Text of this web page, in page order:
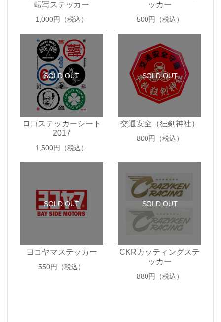
転写ステッカー
1,000円（税込）
ッカー
500円（税込）
SOLD OUT
ロゴステッカーシート
2017
1,500円（税込）
SOLD OUT
交通安全（狂剣神社）
800円（税込）
SOLD OUT
ヨコヤマステッカー
550円（税込）
SOLD OUT
CKRカッティングステ
ッカー
880円（税込）